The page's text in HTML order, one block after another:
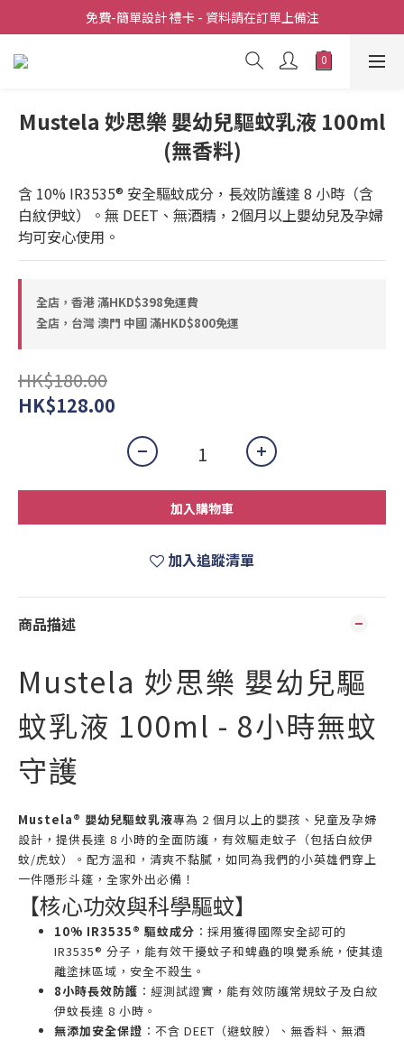
全店滿  $398包送上門
免費-簡單設計 禮卡 - 資料請在訂單上備注
全店滿  $398包送上門
Mustela 妙思樂 嬰幼兒驅蚊乳液 100ml
(無香料)
含 10% IR3535® 安全驅蚊成分，長效防護達 8 小時（含
白紋伊蚊）。無 DEET、無酒精，2個月以上嬰幼兒及孕婦
均可安心使用。
全店，香港 滿HKD$398免運費
全店，台灣 澳門 中國 滿HKD$800免運
HK$180.00
HK$128.00
加入購物車
加入追蹤清單
商品描述
Mustela 妙思樂 嬰幼兒驅
蚊乳液 100ml - 8小時無蚊
守護
Mustela® 嬰幼兒驅蚊乳液專為 2 個月以上的嬰孩、兒童及孕婦
設計，提供長達 8 小時的全面防護，有效驅走蚊子（包括白紋伊
蚊/虎蚊）。配方溫和，清爽不黏膩，如同為我們的小英雄們穿上
一件隱形斗篷，全家外出必備！
【核心功效與科學驅蚊】
10% IR3535® 驅蚊成分 ：採用獲得國際安全認可的
IR3535® 分子，能有效干擾蚊子和蜱蟲的嗅覺系統，使其遠
離塗抹區域，安全不殺生。
8小時長效防護 ：經測試證實，能有效防護常規蚊子及白紋
伊蚊長達 8 小時。
無添加安全保證 ：不含 DEET（避蚊胺）、無香料、無酒